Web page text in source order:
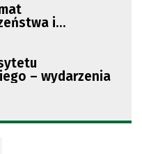
i
– wydarzenia